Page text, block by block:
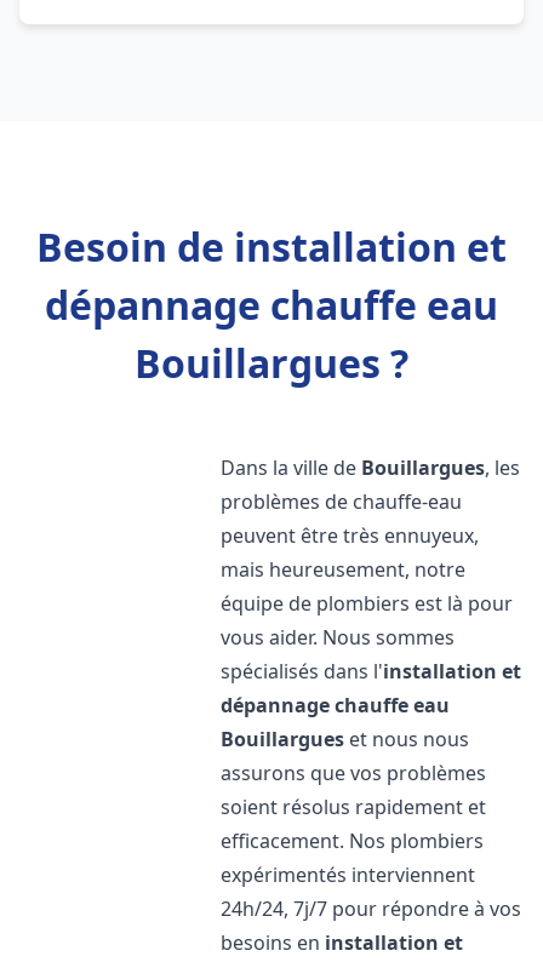
Besoin de installation et
dépannage chauffe eau
Bouillargues ?
Dans la ville de Bouillargues, les
problèmes de chauffe-eau
peuvent être très ennuyeux,
mais heureusement, notre
équipe de plombiers est là pour
vous aider. Nous sommes
spécialisés dans l'installation et
dépannage chauffe eau
Bouillargues et nous nous
assurons que vos problèmes
soient résolus rapidement et
efficacement. Nos plombiers
expérimentés interviennent
24h/24, 7j/7 pour répondre à vos
besoins en installation et